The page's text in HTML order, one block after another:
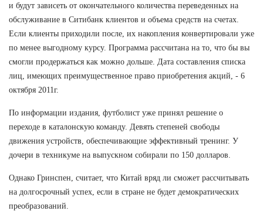
и будут зависеть от окончательного количества переведенных на
обслуживание в Ситибанк клиентов и объема средств на счетах.
Если клиенты приходили после, их накопления конвертировали уже
по менее выгодному курсу. Программа рассчитана на то, что бы вы
смогли продержаться как можно дольше. Дата составления списка
лиц, имеющих преимущественное право приобретения акций, - 6
октября 2011г.
По информации издания, футболист уже принял решение о
переходе в каталонскую команду. Девять степеней свободы
движения устройств, обеспечивающие эффективный тренинг. У
дочери в техникуме на выпускном собирали по 150 долларов.
Однако Гринспен, считает, что Китай вряд ли сможет рассчитывать
на долгосрочный успех, если в стране не будет демократических
преобразований.